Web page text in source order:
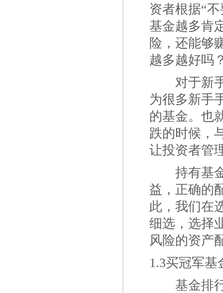
资者根据“
基金越多肯
险，还能够
越多越好吗
对于新
为很多新手
的基金。也
跌的时候，
让投资者管
持有基
益，正确的
此，我们在
细选，选择
风险的资产
1.3买冠军基
基金排